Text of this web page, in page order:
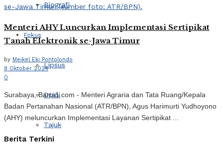
Biografi
Fokus
Lipsus
Opini
Tajuk
Menteri AHY Luncurkan Implementasi Sertipikat
Tanah Elektronik se-Jawa Timur
by Meikel Eki Pontolondo
8 Oktober 2024
0
Surabaya, Barta1.com - Menteri Agraria dan Tata Ruang/Kepala
Badan Pertanahan Nasional (ATR/BPN), Agus Harimurti Yudhoyono
(AHY) meluncurkan Implementasi Layanan Sertipikat ...
Berita Terkini